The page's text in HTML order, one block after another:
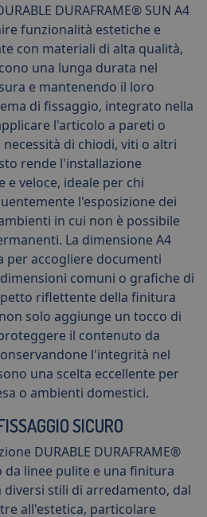
DURAFRAME® SUN A4
funzionalità estetiche e
con materiali di alta qualità,
una lunga durata nel
e mantenendo il loro
di fissaggio, integrato nella
l'articolo a pareti o
di chiodi, viti o altri
rende l'installazione
e veloce, ideale per chi
l'esposizione dei
in cui non è possibile
La dimensione A4
per accogliere documenti
comuni o grafiche di
riflettente della finitura
solo aggiunge un tocco di
il contenuto da
l'integrità nel
una scelta eccellente per
o ambienti domestici.
SICURO
DURABLE DURAFRAME®
da linee pulite e una finitura
stili di arredamento, dal
all'estetica, particolare